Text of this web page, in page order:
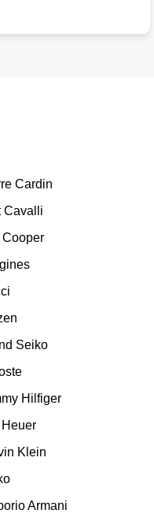
Cardin
Cavalli
Cooper
Seiko
Hilfiger
Heuer
Klein
Armani